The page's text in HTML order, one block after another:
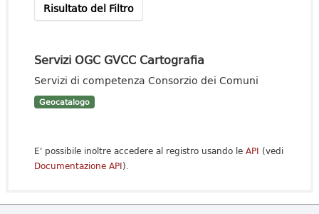
Risultato del Filtro
Servizi OGC GVCC Cartografia
Servizi di competenza Consorzio dei Comuni
Geocatalogo
E' possibile inoltre accedere al registro usando le API (vedi
Documentazione API).